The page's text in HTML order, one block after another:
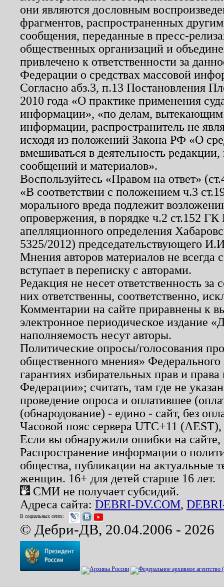
они являются дословным
фрагментов, распространенных
сообщения, переданные в пресс-
общественных организаций и
привлечено к ответственности за
Федерации о средствах массовой
Согласно абз.3, п.13 Постановления
2010 года «О практике применения
информации», «по делам, вытекающим
информации, распространитель не
исходя из положений Закона РФ «О
вмешиваться в деятельность
сообщений и материалов».
Воспользуйтесь «Правом на ответ»
«В соответствии с положением ч.3
морального вреда подлежит
опровержения, в порядке ч.2 ст.152
апелляционного определения
5325/2012) председательствующего
Мнения авторов материалов не
вступает в переписку с авторами.
Редакция не несет ответственность
них ответственны, соответственно,
Комментарии на сайте приравнены к
электронное периодическое издание
наполняемость несут авторы.
Политические опросы/голосования
общественного мнения»
гарантиях избирательных прав и
Федерации»; считать, там где не
проведение опроса и оплатившее
(обнародование) - едино - сайт, без
Часовой пояс сервера UTC+11
Если вы обнаружили ошибки на
Распространение информации о
общества, публикации на актуальные
женщин. 16+ для детей старше 16 лет.
СМИ не получает субсидий.
Адреса сайта: DEBRI-DV.COM,
В социальных сетях:
© Дебри-ДВ, 20.04.2006 - 2026